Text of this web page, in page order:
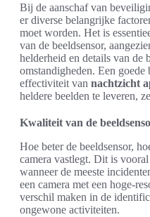
Bij de aanschaf van
er diverse belangrijke
moet worden. Het is
van de beeldsensor,
helderheid en details van de
omstandigheden. Een goede
effectiviteit van nachtzicht
heldere beelden te leveren,
Kwaliteit van de
Hoe beter de beeldsensor,
camera vastlegt. Dit is
wanneer de meeste
een camera met een hoge-
verschil maken in de
ongewone activiteiten.